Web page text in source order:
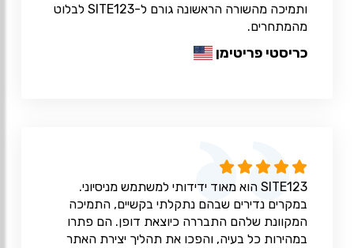
ותמיכה מהשורה הראשונה גורם ל-SITE123 לבלוט
מהמתחרים.
כריסטי פריטימן
SITE123 הוא מאוד ידידותי למשתמש מניסיוני.
במקרים נדירים שבהם נתקלתי בקשיים, התמיכה
המקוונת שלהם התבררה כיוצאת דופן. הם פתרו
במהירות כל בעיה, והפכו את תהליך יצירת האתר